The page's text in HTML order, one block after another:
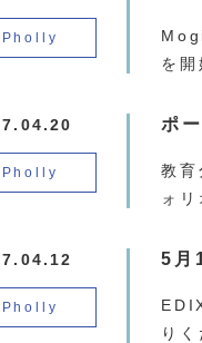
Pholly
を
Pholly
ポ
教育
ォ
Pholly
5月
り